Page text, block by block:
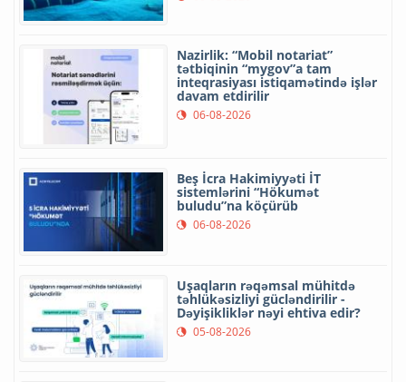
Nazirlik: “Mobil notariat”
tətbiqinin “mygov”a tam
inteqrasiyası istiqamətində işlər
davam etdirilir
06-08-2026
Beş İcra Hakimiyyəti İT
sistemlərini “Hökumət
buludu”na köçürüb
06-08-2026
Uşaqların rəqəmsal mühitdə
təhlükəsizliyi gücləndirilir -
Dəyişikliklər nəyi ehtiva edir?
05-08-2026